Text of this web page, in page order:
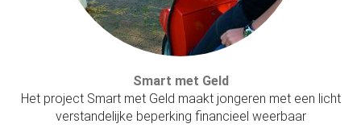
Smart met Geld
Het project Smart met Geld maakt jongeren met een licht
verstandelijke beperking financieel weerbaar